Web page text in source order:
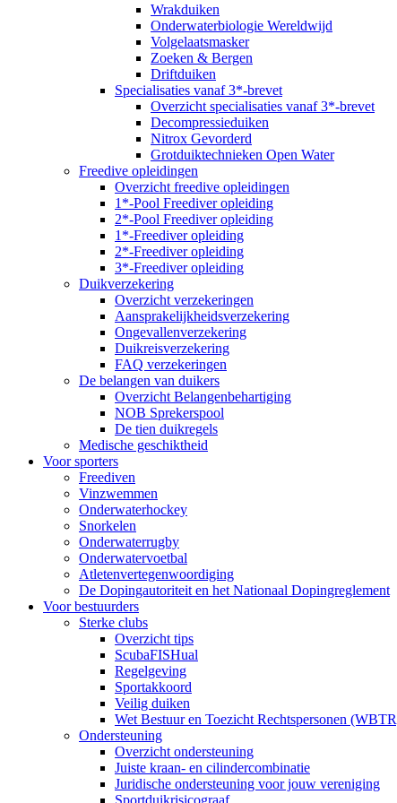
Wrakduiken
Onderwaterbiologie Wereldwijd
Volgelaatsmasker
Zoeken & Bergen
Driftduiken
Specialisaties vanaf 3*-brevet
Overzicht specialisaties vanaf 3*-brevet
Decompressieduiken
Nitrox Gevorderd
Grotduiktechnieken Open Water
Freedive opleidingen
Overzicht freedive opleidingen
1*-Pool Freediver opleiding
2*-Pool Freediver opleiding
1*-Freediver opleiding
2*-Freediver opleiding
3*-Freediver opleiding
Duikverzekering
Overzicht verzekeringen
Aansprakelijkheidsverzekering
Ongevallenverzekering
Duikreisverzekering
FAQ verzekeringen
De belangen van duikers
Overzicht Belangenbehartiging
NOB Sprekerspool
De tien duikregels
Medische geschiktheid
Voor sporters
Freediven
Vinzwemmen
Onderwaterhockey
Snorkelen
Onderwaterrugby
Onderwatervoetbal
Atletenvertegenwoordiging
De Dopingautoriteit en het Nationaal Dopingreglement
Voor bestuurders
Sterke clubs
Overzicht tips
ScubaFISHual
Regelgeving
Sportakkoord
Veilig duiken
Wet Bestuur en Toezicht Rechtspersonen
Ondersteuning
Overzicht ondersteuning
Juiste kraan- en cilindercombinatie
Juridische ondersteuning voor jouw vereniging
Sportduikrisicograaf